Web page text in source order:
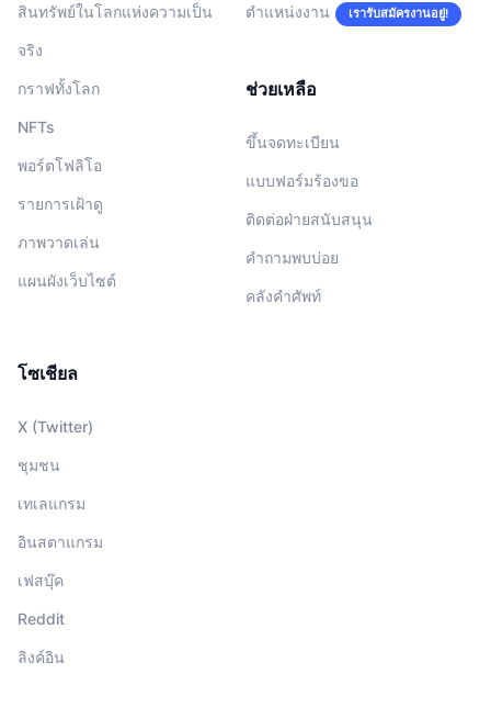
สินทรัพย์ในโลกแห่งความเป็น
จริง
กราฟทั้งโลก
NFTs
พอร์ตโฟลิโอ
รายการเฝ้าดู
ภาพวาดเล่น
แผนผังเว็บไซต์
ตำแหน่งงาน เรารับสมัครงานอยู่!
ช่วยเหลือ
ขึ้นจดทะเบียน
แบบฟอร์มร้องขอ
ติดต่อฝ่ายสนับสนุน
คำถามพบบ่อย
คลังคำศัพท์
โซเชียล
X (Twitter)
ชุมชน
เทเลแกรม
อินสตาแกรม
เฟสบุ๊ค
Reddit
ลิงค์อิน